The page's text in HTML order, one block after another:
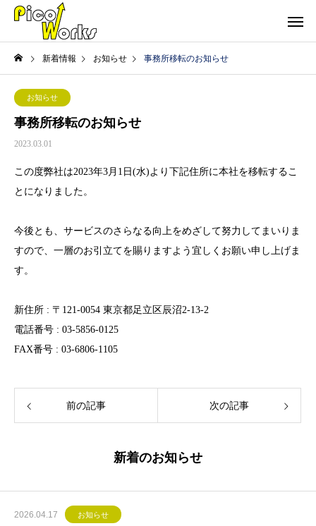
新着情報 お知らせ 事務所移転のお知らせ
お知らせ
事務所移転のお知らせ
2023.03.01
この度弊社は2023年3月1日(水)より下記住所に本社を移転するこ
とになりました。
今後とも、サービスのさらなる向上をめざして努力してまいりま
すので、一層のお引立てを賜りますよう宜しくお願い申し上げま
す。
新住所 : 〒121-0054 東京都足立区辰沼2-13-2
電話番号 : 03-5856-0125
FAX番号 : 03-6806-1105
前の記事 次の記事
新着のお知らせ
2026.04.17 お知らせ